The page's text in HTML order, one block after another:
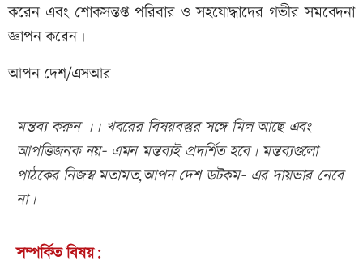
করেন এবং শোকসন্তপ্ত পরিবার ও সহযোদ্ধাদের গভীর সমবেদনা
জ্ঞাপন করেন।
আপন দেশ/এসআর
মন্তব্য করুন ।। খবরের বিষয়বস্তুর সঙ্গে মিল আছে এবং
আপত্তিজনক নয়- এমন মন্তব্যই প্রদর্শিত হবে। মন্তব্যগুলো
পাঠকের নিজস্ব মতামত,আপন দেশ ডটকম- এর দায়ভার নেবে
না।
সম্পর্কিত বিষয়: